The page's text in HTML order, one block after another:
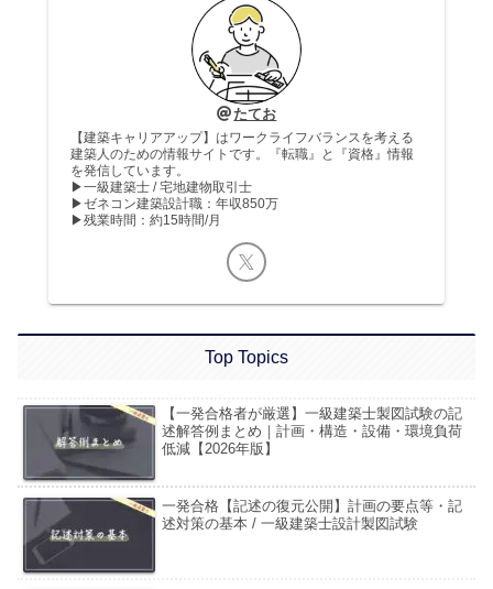
たてお
【建築キャリアアップ】はワークライフバランスを考える
建築人のための情報サイトです。『転職』と『資格』情報
を発信しています。
▶︎一級建築士 / 宅地建物取引士
▶︎ゼネコン建築設計職：年収850万
▶︎残業時間：約15時間/月
Top Topics
【一発合格者が厳選】一級建築士製図試験の記
述解答例まとめ｜計画・構造・設備・環境負荷
低減【2026年版】
一発合格【記述の復元公開】計画の要点等・記
述対策の基本 / 一級建築士設計製図試験